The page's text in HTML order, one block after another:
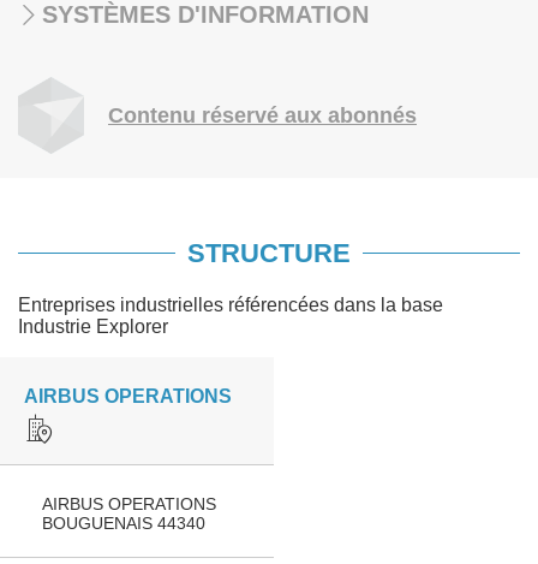
SYSTÈMES D'INFORMATION
Contenu réservé aux abonnés
STRUCTURE
Entreprises industrielles référencées dans la base
Industrie Explorer
AIRBUS OPERATIONS
AIRBUS OPERATIONS
BOUGUENAIS 44340